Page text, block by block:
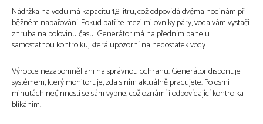
Nádržka na vodu má kapacitu 1,8 litru, což odpovídá dvěma hodinám při
běžném napařování. Pokud patříte mezi milovníky páry, voda vám vystačí
zhruba na polovinu času. Generátor má na předním panelu
samostatnou kontrolku, která upozorní na nedostatek vody.
Výrobce nezapomněl ani na správnou ochranu. Generátor disponuje
systémem, který monitoruje, zda s ním aktuálně pracujete. Po osmi
minutách nečinnosti se sám vypne, což oznámí i odpovídající kontrolka
blikáním.